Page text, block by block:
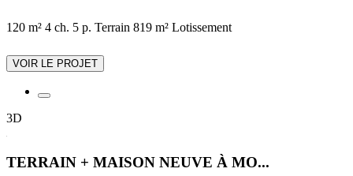
120 m² 4 ch. 5 p. Terrain 819 m² Lotissement
VOIR LE PROJET
3D
TERRAIN + MAISON NEUVE À MO...